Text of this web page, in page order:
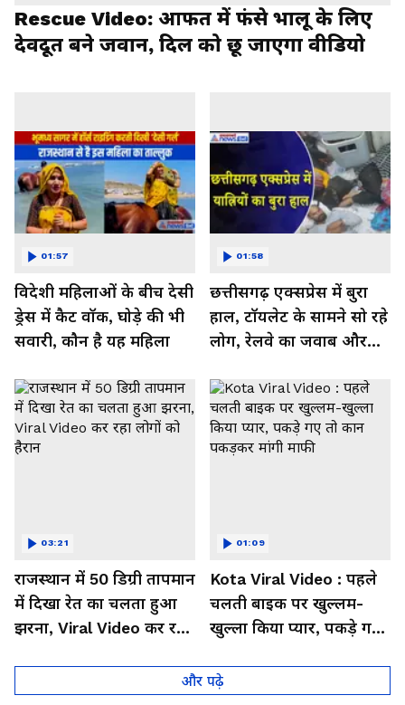
Rescue Video: आफत में फंसे भालू के लिए
देवदूत बने जवान, दिल को छू जाएगा वीडियो
विदेशी महिलाओं के बीच देसी
ड्रेस में कैट वॉक, घोड़े की भी
सवारी, कौन है यह महिला
01:57
छत्तीसगढ़ एक्सप्रेस में बुरा
हाल, टॉयलेट के सामने सो रहे
लोग, रेलवे का जवाब और
Video
01:58
राजस्थान में 50 डिग्री तापमान
में दिखा रेत का चलता हुआ
झरना, Viral Video कर रहा
03:21
Kota Viral Video : पहले
चलती बाइक पर खुल्लम-
खुल्ला किया प्यार, पकड़े गए
01:09
और पढ़े